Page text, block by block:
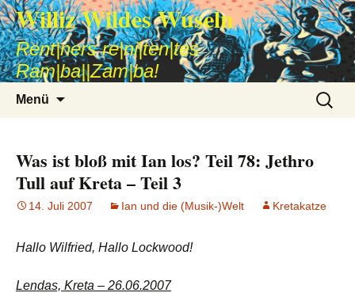
Williz Wildes Wuseln
Rent|ners re|ni|ten|tes
Ram|ba||Zam|ba!
Menü
Suche
nach:
Was ist bloß mit Ian los? Teil 78: Jethro
Tull auf Kreta – Teil 3
14. Juli 2007 Ian und die (Musik-)Welt Kretakatze
Hallo Wilfried, Hallo Lockwood!
Lendas, Kreta – 26.06.2007